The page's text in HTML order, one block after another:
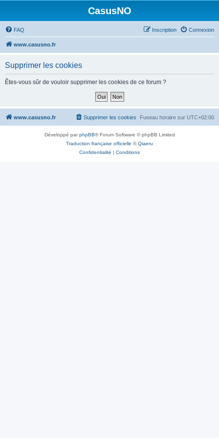
CasusNO
FAQ Connexion
Inscription
www.casusno.fr
Supprimer les cookies
Êtes-vous sûr de vouloir supprimer les cookies de ce forum ?
www.casusno.fr Fuseau horaire sur UTC+02:00
Supprimer les cookies
Développé parphpBB® Forum Software © phpBB Limited
Traduction française officielle ©Qiaeru
Confidentialité | Conditions